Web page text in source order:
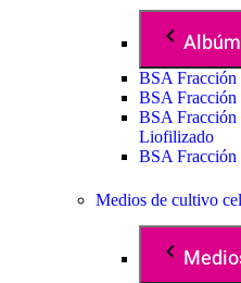
BSA
BSA
BSA Fracción
Liofilizado
BSA Fracción
Medios de cultivo